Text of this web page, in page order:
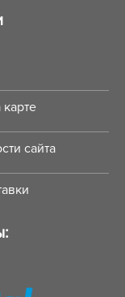
сайта